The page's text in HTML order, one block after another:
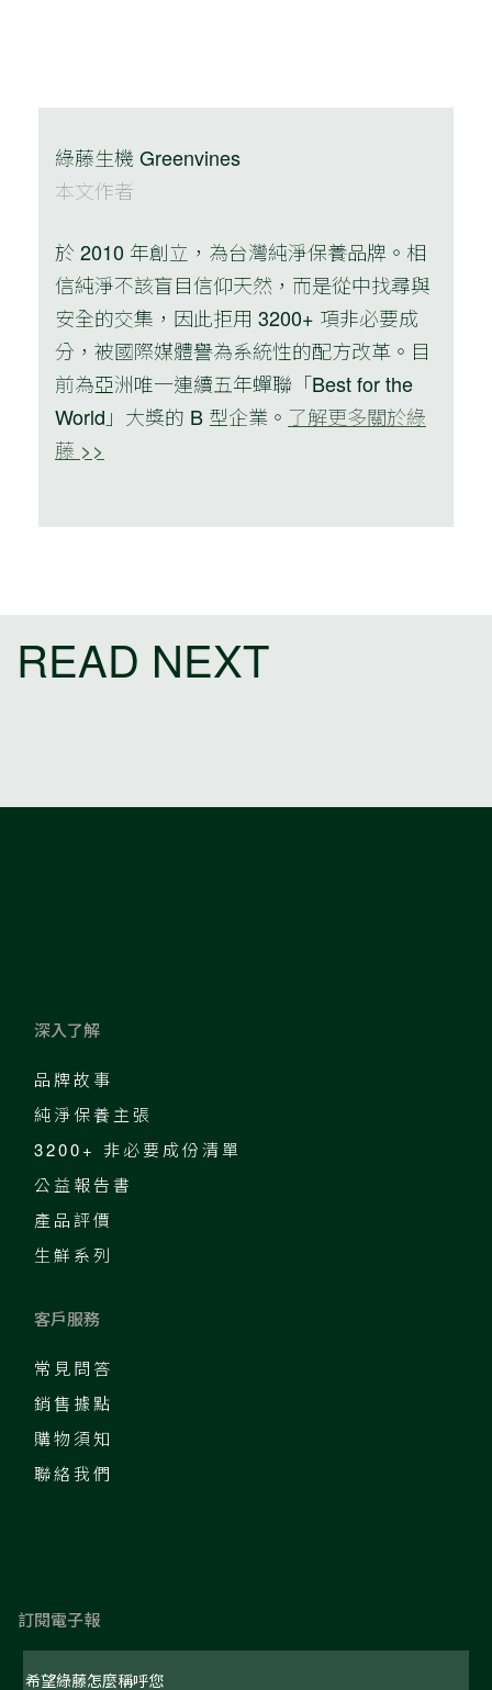
綠藤生機 Greenvines
本文作者
於 2010 年創立，為台灣純淨保養品牌。相
信純淨不該盲目信仰天然，而是從中找尋與
安全的交集，因此拒用 3200+ 項非必要成
分，被國際媒體譽為系統性的配方改革。目
前為亞洲唯一連續五年蟬聯「Best for the
World」大獎的 B 型企業。 了解更多關於綠
藤 >>
READ NEXT
深入了解
品牌故事
純淨保養主張
3200+ 非必要成份清單
公益報告書
產品評價
生鮮系列
客戶服務
常見問答
銷售據點
購物須知
聯絡我們
訂閱電子報